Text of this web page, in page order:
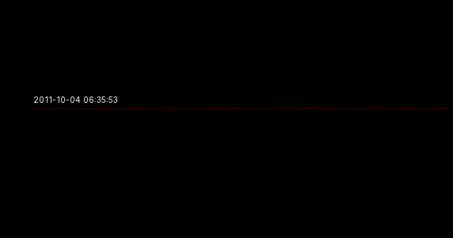
2011-10-04 06:35:53